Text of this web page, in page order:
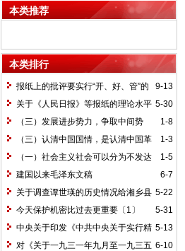
本类推荐
本类排行
9-13
报纸上的批评要实行“开、好、管”的
方针*
5-30
关于《人民日报》等报纸的理论水平
的批语〔1〕
1-8
（三）发展进步势力，争取中间势
力，孤立顽固势力
1-3
（三）认清中国国情，是认清中国革
命一切问题的基本依据
1-5
（一）社会主义社会可以分为不发达
和比较发达两个阶段
6-7
建国以来毛泽东文稿
5-22
关于调查谭世瑛的历史情况给湘乡县
委的信和给谭世瑛的复信
5-31
今天保护机密比过去更重要〔1〕
5-13
中央关于印发《中共中央关于实行精
兵简政、增产节约、反对贪污、反对浪费
6-10
对《关于一九三一年九月至一九三五